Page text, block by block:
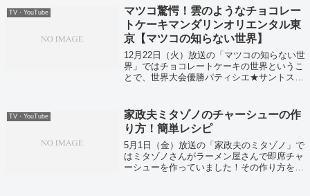
おばんざいカレー専門店！宮本カレーが...
TV・YouTube
マツコ驚愕！雲のようなチョコレー
トケーキマンダリンオリエンタル東
京【マツコの知らない世界】
12月22日（火）放送の「マツコの知らない世
界」ではチョコレートケーキの世界というこ
とで、世界大会優勝パティシエ★サントス・
TV・YouTube
家政夫ミタゾノのチャーシューの作
り方！簡単レシピ
5月1日（金）放送の「家政夫のミタゾノ」で
はミタゾノさんがラーメン屋さんで即席チャ
ーシューを作っていました！その作り方をご